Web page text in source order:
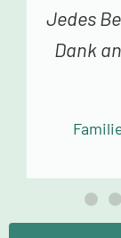
Jedes
Dank